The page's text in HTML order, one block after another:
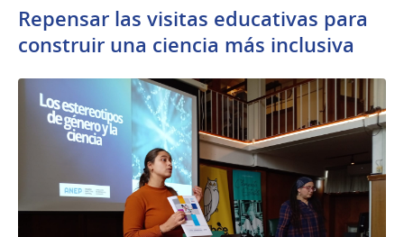
Repensar las visitas educativas para
construir una ciencia más inclusiva